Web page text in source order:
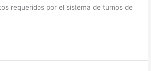
requeridos por el sistema de turnos de